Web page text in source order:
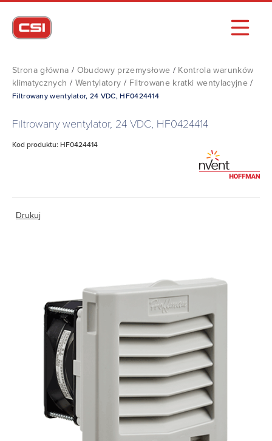
Strona główna / Obudowy przemysłowe / Kontrola warunków
klimatycznych / Wentylatory / Filtrowane kratki wentylacyjne /
Filtrowany wentylator, 24 VDC, HF0424414
Filtrowany wentylator, 24 VDC, HF0424414
Kod produktu: HF0424414
Drukuj